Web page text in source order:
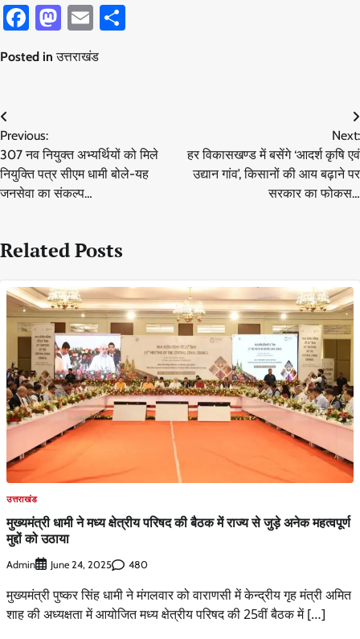
Facebook
Mastodon
Email
Posted inउत्तराखंड
Post
navigation
Previous:
307 नव नियुक्त अभ्यर्थियों को मिले
नियुक्ति पत्र सीएम धामी बोले-यह
जनसेवा का संकल्प…
Next:
हर विकासखण्ड में बसेंगे ‘आदर्श कृषि एवं
उद्यान गांव’, किसानों की आय बढ़ाने पर
सरकार का फोकस…
Related Posts
उत्तराखंड
मुख्यमंत्री धामी ने मध्य क्षेत्रीय परिषद की बैठक में राज्य से जुड़े अनेक महत्वपूर्ण
मुद्दों को उठाया
Admin June 24, 2025 480
मुख्यमंत्री पुष्कर सिंह धामी ने मंगलवार को वाराणसी में केन्द्रीय गृह मंत्री अमित
शाह की अध्यक्षता में आयोजित मध्य क्षेत्रीय परिषद की 25वीं बैठक में […]